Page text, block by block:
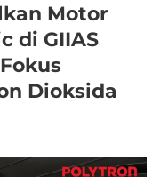
Motor
di GIIAS
Dioksida